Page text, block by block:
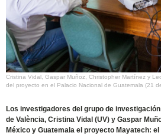
Cristina Vidal, Gaspar Muñoz, Christopher Martínez y
del proyecto en el Palacio Nacional de Guatemala (21
Los investigadores del grupo de
de València, Cristina Vidal (UV) y Gaspar
México y Guatemala el proyecto Mayatech: